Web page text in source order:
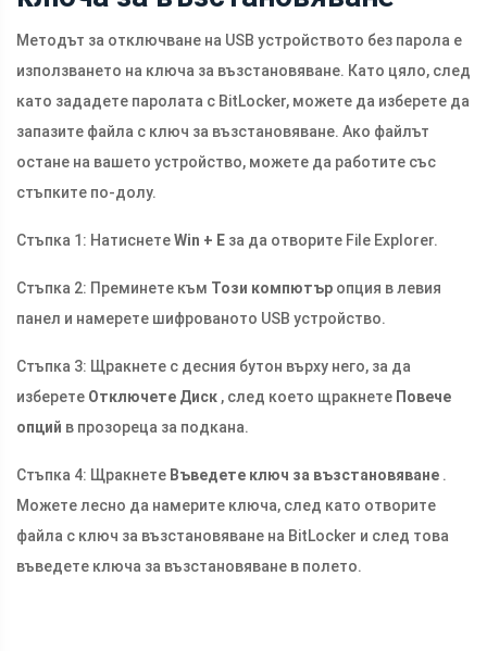
Методът за отключване на USB устройството без парола е
използването на ключа за възстановяване. Като цяло, след
като зададете паролата с BitLocker, можете да изберете да
запазите файла с ключ за възстановяване. Ако файлът
остане на вашето устройство, можете да работите със
стъпките по-долу.
Стъпка 1: НатиснетеWin + E за да отворите File Explorer.
Стъпка 2: Преминете към Този компютър опция в левия
панел и намерете шифрованото USB устройство.
Стъпка 3: Щракнете с десния бутон върху него, за да
изберете Отключете Диск , след което щракнете Повече
опций в прозореца за подкана.
Стъпка 4: Щракнете Въведете ключ за възстановяване .
Можете лесно да намерите ключа, след като отворите
файла с ключ за възстановяване на BitLocker и след това
въведете ключа за възстановяване в полето.